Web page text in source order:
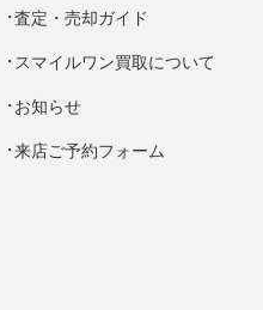
査定・売却ガイド
スマイルワン買取について
お知らせ
来店ご予約フォーム